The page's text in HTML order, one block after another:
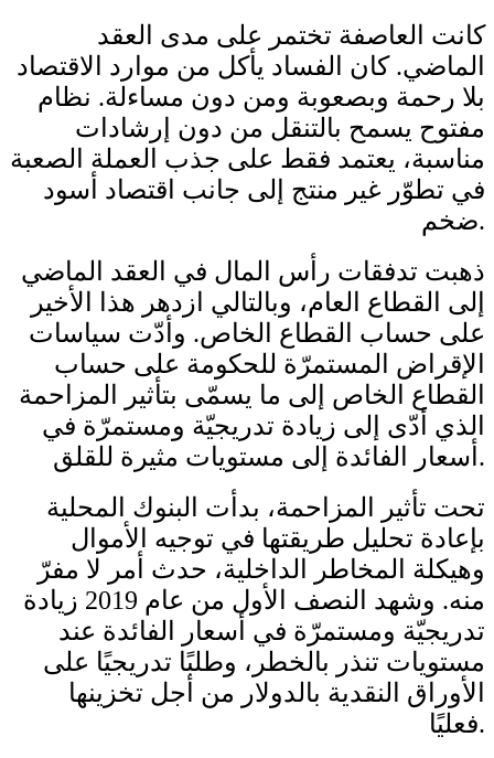
كانت العاصفة تختمر على مدى العقد
الماضي. كان الفساد يأكل من موارد الاقتصاد
بلا رحمة وبصعوبة ومن دون مساءلة. نظام
مفتوح يسمح بالتنقل من دون إرشادات
مناسبة، يعتمد فقط على جذب العملة الصعبة
في تطوّر غير منتج إلى جانب اقتصاد أسود
ضخم.
ذهبت تدفقات رأس المال في العقد الماضي
إلى القطاع العام، وبالتالي ازدهر هذا الأخير
على حساب القطاع الخاص. وأدّت سياسات
الإقراض المستمرّة للحكومة على حساب
القطاع الخاص إلى ما يسمّى بتأثير المزاحمة
الذي أدّى إلى زيادة تدريجيّة ومستمرّة في
أسعار الفائدة إلى مستويات مثيرة للقلق.
تحت تأثير المزاحمة، بدأت البنوك المحلية
بإعادة تحليل طريقتها في توجيه الأموال
وهيكلة المخاطر الداخلية، حدث أمر لا مفرّ
منه. وشهد النصف الأول من عام 2019 زيادة
تدريجيّة ومستمرّة في أسعار الفائدة عند
مستويات تنذر بالخطر، وطلبًا تدريجيًا على
الأوراق النقدية بالدولار من أجل تخزينها
فعليًا.